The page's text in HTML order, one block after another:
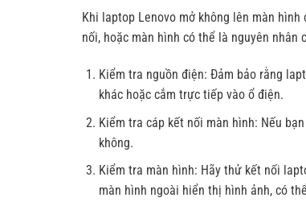
Khi laptop Lenovo mở không lên màn
nối, hoặc màn hình có thể là nguyên nhân
Kiểm tra nguồn điện: Đảm bảo rằng
khác hoặc cắm trực tiếp vào ổ điện.
Kiểm tra cáp kết nối màn hình: Nếu
không.
Kiểm tra màn hình: Hãy thử kết nối
màn hình ngoài hiển thị hình ảnh, có